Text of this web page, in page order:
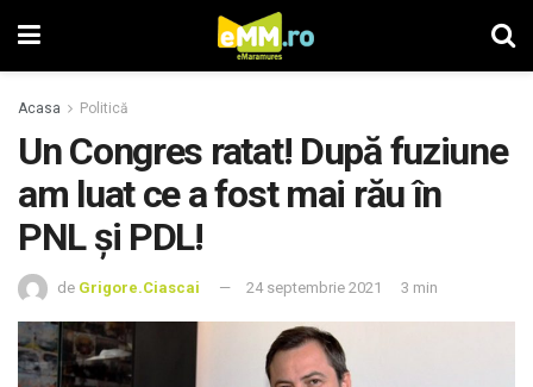
Acasa Politică
Un Congres ratat! După fuziune
am luat ce a fost mai rău în
PNL și PDL!
de Grigore.Ciascai 24 septembrie 2021 3 min